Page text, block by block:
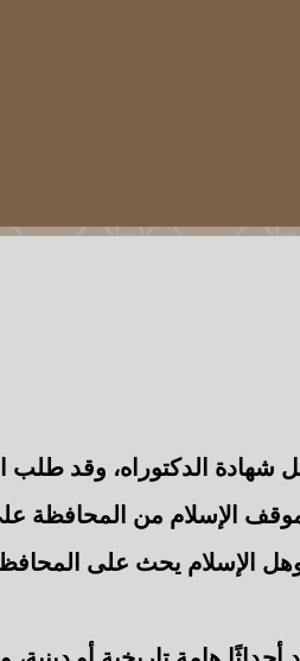
شهادة الدكتوراه، وقد
الإسلام من المحافظة
الإسلام يحث على